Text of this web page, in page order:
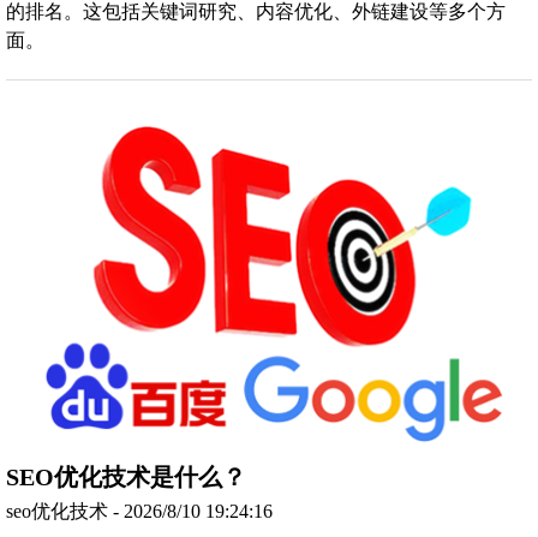
的排名。这包括关键词研究、内容优化、外链建设等多个方
面。
SEO优化技术是什么？
seo优化技术 - 2026/8/10 19:24:16